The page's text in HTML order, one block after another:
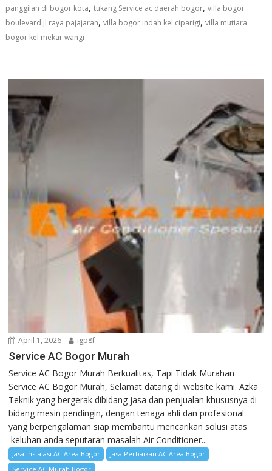
panggilan di bogor kota,tukang Service ac daerah bogor,villa bogor
boulevard jl raya pajajaran,villa bogor indah kel ciparigi,villa mutiara
bogor kel mekar wangi
April 1, 2026 igp8f
Service AC Bogor Murah
Service AC Bogor Murah Berkualitas, Tapi Tidak Murahan
Service AC Bogor Murah, Selamat datang di website kami. Azka
Teknik yang bergerak dibidang jasa dan penjualan khususnya di
bidang mesin pendingin, dengan tenaga ahli dan profesional
yang berpengalaman siap membantu mencarikan solusi atas
keluhan anda seputaran masalah Air Conditioner...
Jasa Instalasi AC Area Bogor
Jasa Perbaikan AC Area Bogor
Service AC Murah Bogor